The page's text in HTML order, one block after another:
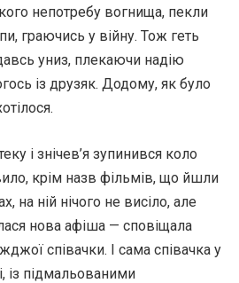
непотребу вогнища, пекли
граючись у війну. Тож геть
униз, плекаючи надію
із друзяк. Додому, як було
і знічев’я зупинився коло
крім назв фільмів, що йшли
на ній нічого не висіло, але
нова афіша — сповіщала
співачки. І сама співачка у
із підмальованими